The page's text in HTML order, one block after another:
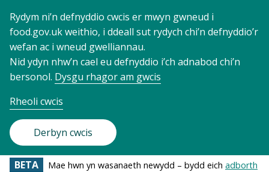
Rydym ni’n defnyddio cwcis er mwyn gwneud i
food.gov.uk weithio, i ddeall sut rydych chi’n defnyddio’r
wefan ac i wneud gwelliannau.
Nid ydyn nhw’n cael eu defnyddio i’ch adnabod chi’n
bersonol. Dysgu rhagor am gwcis
Rheoli cwcis
Derbyn cwcis
BETA Mae hwn yn wasanaeth newydd – bydd eich adborth